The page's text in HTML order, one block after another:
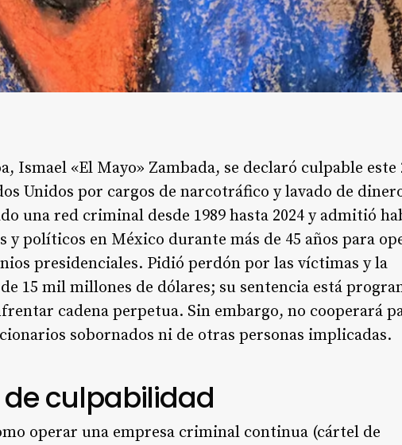
Ismael «El Mayo» Zambada, se declaró culpable este
Unidos por cargos de narcotráfico y lavado de
una red criminal desde 1989 hasta 2024 y admitió
políticos en México durante más de 45 años para
presidenciales. Pidió perdón por las víctimas y la
15 mil millones de dólares; su sentencia está
cadena perpetua. Sin embargo, no cooperará
sobornados ni de otras personas implicadas.
culpabilidad
operar una empresa criminal continua (cártel de